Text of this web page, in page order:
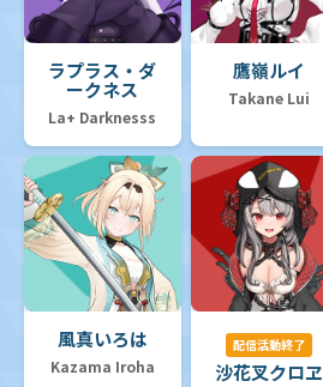
ラプラス・ダ
ークネス
La+ Darknesss
鷹嶺ルイ
Takane Lui
風真いろは
Kazama Iroha
配信活動終了
沙花叉クロヱ